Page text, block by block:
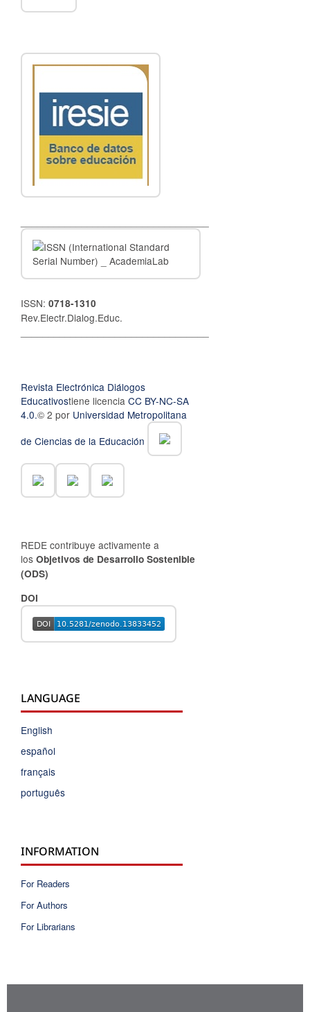
ISSN: 0718-1310
Rev.Electr.Dialog.Educ.
Revista Electrónica Diálogos
Educativostiene licencia CC BY-NC-SA
4.0.© 2 por Universidad Metropolitana
de Ciencias de la Educación
REDE contribuye activamente a
los Objetivos de Desarrollo Sostenible
(ODS)
DOI
LANGUAGE
English
español
français
português
INFORMATION
For Readers
For Authors
For Librarians